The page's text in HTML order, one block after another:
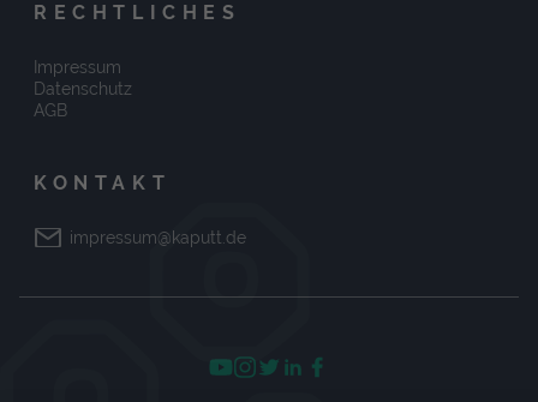
RECHTLICHES
Impressum
Datenschutz
AGB
KONTAKT
impressum@kaputt.de